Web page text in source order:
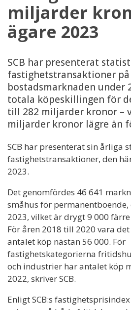
miljarder
ägare 2023
SCB har presenterat
fastighetstransaktioner på
bostadsmarknaden under
totala köpeskillingen för
till 282 miljarder kronor –
miljarder kronor lägre än
SCB har presenterat sin årliga
fastighetstransaktioner, den
2023.
Det genomfördes 46 641
småhus för
2023, vilket är drygt 9 000
För åren 2018 till 2020 vara
antalet köp nästan 56 000. För
fastighetskategorierna
och industrier har antalet köp
2022, skriver SCB.
Enligt SCB:s